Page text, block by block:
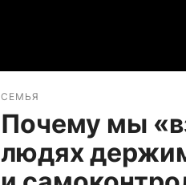
СЕМЬЯ
Почему мы
людях